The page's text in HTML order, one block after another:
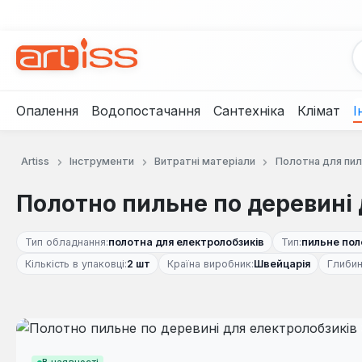
Опалення Водопостачання Сантехніка Клімат
Artiss Інструменти Витратні матеріали Полотна для
Полотно пильне по деревині
Тип обладнання:полотна для електролобзиків Тип:пильне
Кількість в упаковці:2 шт Країна виробник:Швейцарія
Пропустити галерею зображень